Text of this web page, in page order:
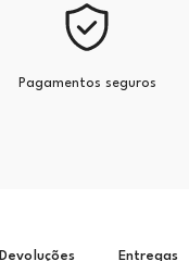
Pagamentos seguros
Devoluções Entregas